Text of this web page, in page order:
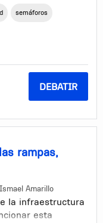
cuenta con
en rojo para
dado que, según
son de:
de Martín Fierro.
a la presencia de
Intendencia, que
semáforos
DEBATIR
rampas,
Ismael Amarillo
la infraestructura
esta